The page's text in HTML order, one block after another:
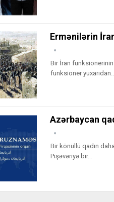
Ermənilərin
Bir İran
funksioner yuxarıdan…
Azərbaycan
Bir könüllü qadın
Pişəvəriyə bir…